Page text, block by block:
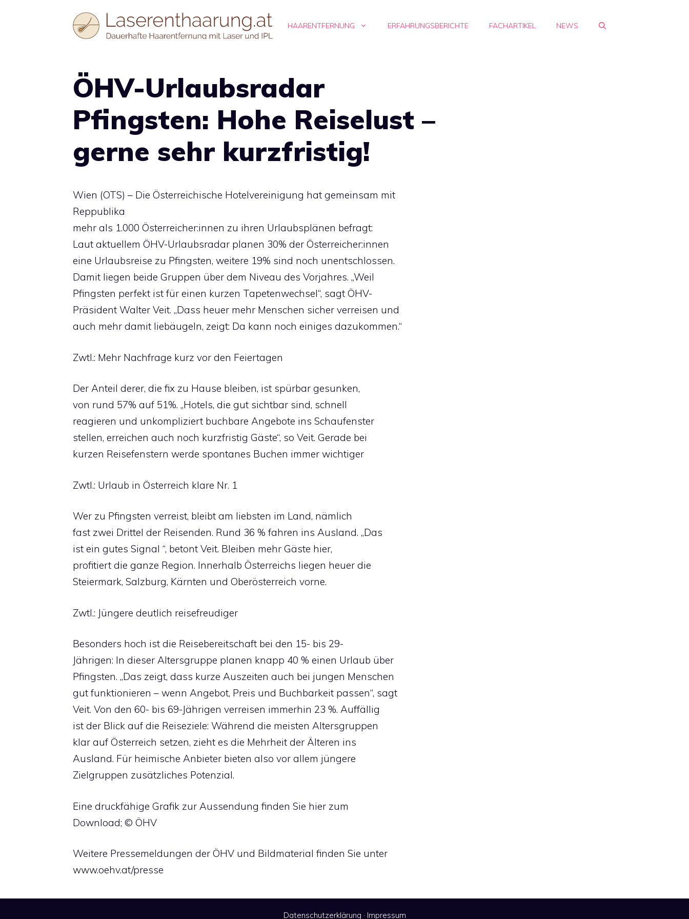
HAARENTFERNUNG ERFAHRUNGSBERICHTE FACHARTIKEL NEWS
ÖHV-Urlaubsradar
Pfingsten: Hohe Reiselust –
gerne sehr kurzfristig!
Wien (OTS) – Die Österreichische Hotelvereinigung hat gemeinsam mit
Reppublika
mehr als 1.000 Österreicher:innen zu ihren Urlaubsplänen befragt:
Laut aktuellem ÖHV-Urlaubsradar planen 30% der Österreicher:innen
eine Urlaubsreise zu Pfingsten, weitere 19% sind noch unentschlossen.
Damit liegen beide Gruppen über dem Niveau des Vorjahres. „Weil
Pfingsten perfekt ist für einen kurzen Tapetenwechsel“, sagt ÖHV-
Präsident Walter Veit. „Dass heuer mehr Menschen sicher verreisen und
auch mehr damit liebäugeln, zeigt: Da kann noch einiges dazukommen.“
Zwtl.: Mehr Nachfrage kurz vor den Feiertagen
Der Anteil derer, die fix zu Hause bleiben, ist spürbar gesunken,
von rund 57% auf 51%. „Hotels, die gut sichtbar sind, schnell
reagieren und unkompliziert buchbare Angebote ins Schaufenster
stellen, erreichen auch noch kurzfristig Gäste“, so Veit. Gerade bei
kurzen Reisefenstern werde spontanes Buchen immer wichtiger
Zwtl.: Urlaub in Österreich klare Nr. 1
Wer zu Pfingsten verreist, bleibt am liebsten im Land, nämlich
fast zwei Drittel der Reisenden. Rund 36 % fahren ins Ausland. „Das
ist ein gutes Signal “, betont Veit. Bleiben mehr Gäste hier,
profitiert die ganze Region. Innerhalb Österreichs liegen heuer die
Steiermark, Salzburg, Kärnten und Oberösterreich vorne.
Zwtl.: Jüngere deutlich reisefreudiger
Besonders hoch ist die Reisebereitschaft bei den 15- bis 29-
Jährigen: In dieser Altersgruppe planen knapp 40 % einen Urlaub über
Pfingsten. „Das zeigt, dass kurze Auszeiten auch bei jungen Menschen
gut funktionieren – wenn Angebot, Preis und Buchbarkeit passen“, sagt
Veit. Von den 60- bis 69-Jährigen verreisen immerhin 23 %. Auffällig
ist der Blick auf die Reiseziele: Während die meisten Altersgruppen
klar auf Österreich setzen, zieht es die Mehrheit der Älteren ins
Ausland. Für heimische Anbieter bieten also vor allem jüngere
Zielgruppen zusätzliches Potenzial.
Eine druckfähige Grafik zur Aussendung finden Sie hier zum
Download; © ÖHV
Weitere Pressemeldungen der ÖHV und Bildmaterial finden Sie unter
www.oehv.at/presse
Datenschutzerklärung · Impressum